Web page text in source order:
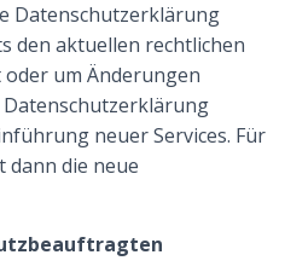
Datenschutzerklärung
den aktuellen rechtlichen
um Änderungen
neuer Services. Für
dann die neue